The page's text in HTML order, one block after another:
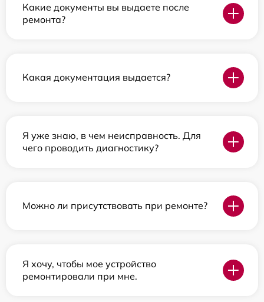
Какие документы вы выдаете после
ремонта?
Какая документация выдается?
Я уже знаю, в чем неисправность. Для
чего проводить диагностику?
Можно ли присутствовать при ремонте?
Я хочу, чтобы мое устройство
ремонтировали при мне.